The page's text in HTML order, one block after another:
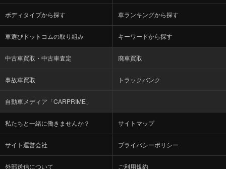
ボディタイプから探す 車ランキングから探す
車選びドットコムの取り組み キーワードから探す
中古車買取・中古車査定 廃車買取
事故車買取 トラックバンク
自動車メディア「CARPRIME」
私たちと一緒に働きませんか？ サイトマップ
サイト運営会社 プライバシーポリシー
外部送信について ご利用規約